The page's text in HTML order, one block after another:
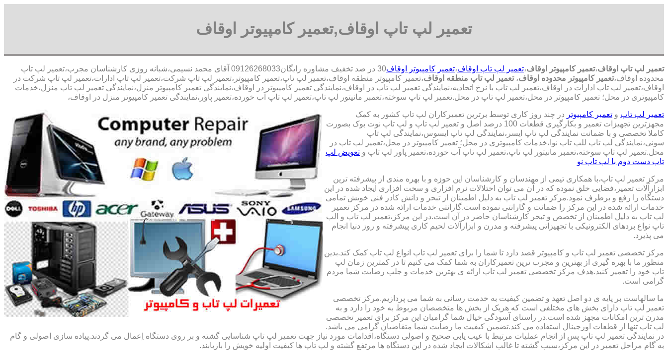
تعمیر لپ تاپ اوقاف,تعمیر کامپیوتر اوقاف
تعمیر لپ تاپ اوقاف،تعمیر کامپیوتر اوقاف،تعمیر لپ تاپ اوقاف،تعمیر کامپیوتر اوقاف
30 در صد تخفیف مشاوره رایگان09126268033 آقای محمد نسیمی،شبانه روزی کارشناسان مجرب،تعمیر لپ تاپ
محدوده اوقاف،تعمیر کامپیوتر محدوده اوقاف، تعمیر لپ تاپ منطقه اوقاف،تعمیر کامپیوتر منطقه اوقاف،تعمیر لپ تاپ،تعمیر کامپیوتر،تعمیر لپ تاپ شرکت،تعمیر لپ تاپ ادارات،تعمیر لپ تاپ شرکت در
اوقاف،تعمیر لپ تاپ ادارات در اوقاف،تعمیر لپ تاپ با نرخ اتحادیه،نمایندگی تعمیر لپ تاپ در اوقاف،نمایندگی تعمیر کامپیوتر در اوقاف،نمایندگی تعمیر کامپیوتر منزل،نمایندگی تعمیر لپ تاپ منزل،خدمات
کامپیوتری در محل؛ تعمیر کامپیوتر در محل،تعمیر لپ تاپ در محل.تعمیر لپ تاپ سوخته،تعمبر مانیتور لپ تاپ،تعمیر لپ تاپ آب خورده،تعمیر پاور،نمایندگی تعمیر کامپیوتر منزل در اوقاف،
تعمیر لپ تاپ و تعمیر کامپیوتر در چند روز کاری توسط برترین تعمیرکاران لپ تاپ کشور به کمک
مجهزترین تجهیزات تعمیر و بکارگیری قطعات 100 درصد اصل و تعمیر لپ تاپ و لپ تاپ نوت بوک بصورت
کاملا تخصصی و با ضمانت نمایندگی لپ تاپ ایسر،نمایندگی لپ تاپ ایسوس،نمایندگی لپ تاپ
سونی،نمایندگی لپ تاپ للپ تاپ نوا،خدمات کامپیوتری در محل؛ تعمیر کامپیوتر در محل،تعمیر لپ تاپ در
محل.تعمیر لپ تاپ سوخته،تعمبر مانیتور لپ تاپ،تعمیر لپ تاپ آب خورده،تعمیر پاور لپ تاپ و تعویض لپ
تاپ دست دوم با لپ تاپ نو
مرکز تعمیر لپ تاپ،با همکاری تیمی از مهندسان و کارشناسان این حوزه و با بهره مندی از پیشرفته ترین
ابزارآلات تعمیر،فضایی خلق نموده که در آن می توان اختلالات نرم افزاری و سخت افزاری ایجاد شده در این
دستگاه را رفع و برطرف نمود.مرکز تعمیر لپ تاپ به دلیل اطمینان از تبحر و دانش کادر فنی خویش تمامی
خدمات ارائه شده در این مرکز را ضمانت و گارانتی نموده است.گارانتی خدمات ارائه شده در مرکز تعمیر
لپ تاپ به دلیل اطمینان از تخصص و تبحر کارشناسان حاضر در آن است.در این مرکز،تعمیر لپ تاپ و الپ
تاپ نواع بردهای الکترونیکی با تجهیزاتی پیشرفته و مدرن و ابزارآلات لحیم کاری پیشرفته و روز دنیا انجام
می پذیرد.
مرکز تخصصی تعمیر لپ تاپ و کامپیوتر قصد دارد تا شما را برای تعمیر لپ تاپ انواع لپ تاپ کمک کند.بدین
منظور ما با بهره گیری از بهترین و مجرب ترین تعمیرکاران به شما کمک می کنیم تا در کمترین زمان لپ
تاپ خود را تعمیر کنید.هدف مرکز تخصصی تعمیر لپ تاپ ارائه ی بهترین خدمات و جلب رضایت شما مردم
گرامی است.
ما سالهاست بر پایه ی دو اصل تعهد و تضمین کیفیت به خدمت رسانی به شما می پردازیم.مرکز تخصصی
تعمیر لپ تاپ دارای بخش های مختلفی است که هریک از بخش ها متخصصان مربوط به خود را دارد و به
مدرن ترین امکانات مجهز شده است.در راستای آسودگی خیال شما گرامیان این مرکز برای تعمیر تخصصی
لپ تاپ تنها از قطعات اورجینال استفاده می کند.تضمین کیفیت ما رضایت شما متقاضیان گرامی می باشد.
در نمایندگی تعمیر لپ تاپ پس از انجام عملیات مرتبط با عیب یابی صحیح و اصولی دستگاه،اقدامات مورد نیاز جهت تعمیر لپ تاپ شناسایی گشته و بر روی دستگاه اِعمال می گردند.پیاده سازی اصولی و گام
به گام مراحل تعمیر در این مرکز،سبب گشته تا غالب اشکالات ایجاد شده در این دستگاه ها مرتفع گشته و لپ تاپ ها کیفیت اولیه خویش را بازیابند.